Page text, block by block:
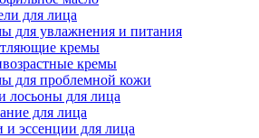
для лица
для увлажнения и питания
кремы
кремы
для проблемной кожи
лосьоны для лица
для лица
эссенции для лица